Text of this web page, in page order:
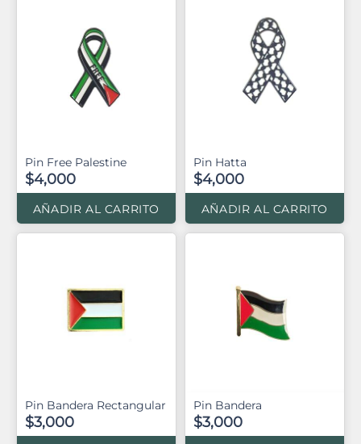
Pin Free Palestine
$4,000
AÑADIR AL CARRITO
Pin Hatta
$4,000
AÑADIR AL CARRITO
Pin Bandera Rectangular
$3,000
Pin Bandera
$3,000